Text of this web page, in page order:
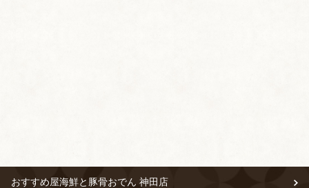
おすすめ屋海鮮と豚骨おでん 神田店